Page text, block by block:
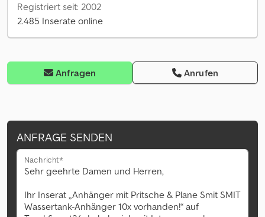
Registriert seit: 2002
2.485 Inserate online
Anfragen Anrufen
ANFRAGE SENDEN
Nachricht*